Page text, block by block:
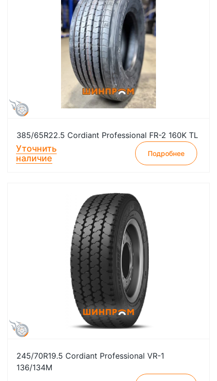
385/65R22.5 Cordiant Professional FR-2 160K TL
Уточнить
наличие
Подробнее
245/70R19.5 Cordiant Professional VR-1
136/134M